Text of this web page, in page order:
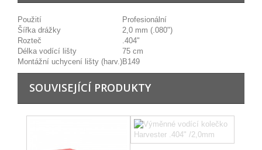
Použití
Profesionální
Šířka drážky
2,0 mm (.080")
Rozteč
.404"
Délka vodící lišty
75 cm
Montážní uchycení lišty (harv.)B149
SOUVISEJÍCÍ PRODUKTY